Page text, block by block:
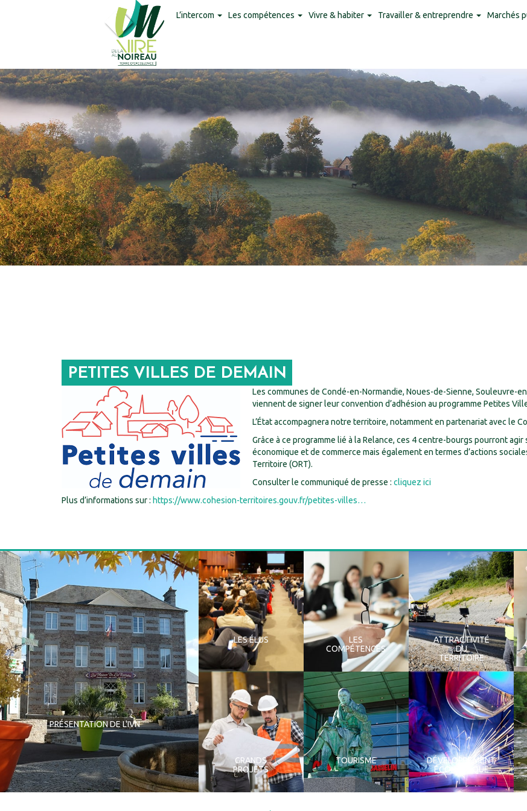
L’intercom Les compétences Vivre & habiter Travailler & entreprendre Marchés
PETITES VILLES DE DEMAIN
Les communes de Condé-en-Normandie, Noues-de-Sienne, Souleuvre-
viennent de signer leur convention d’adhésion au programme Petites
L’État accompagnera notre territoire, notamment en partenariat avec le
Grâce à ce programme lié à la Relance, ces 4 centre-bourgs pourront
économique et de commerce mais également en termes d’actions
Territoire (ORT).
Consulter le communiqué de presse : cliquez ici
Plus d’informations sur : https://www.cohesion-territoires.gouv.fr/petites-villes…
PRÉSENTATION DE L'IVN
LES ÉLUS
LES
COMPÉTENCES
ATTRACTIVITÉ
DU
TERRITOIRE
GRANDS
PROJETS
TOURISME
DÉVELOPPEMENT
ÉCONOMIQUE
Panneau de gestion des cookies